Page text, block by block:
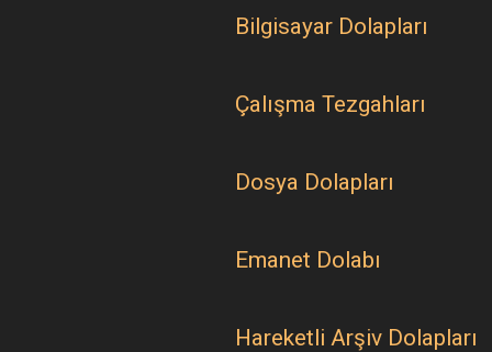
Bilgisayar Dolapları
Çalışma Tezgahları
Dosya Dolapları
Emanet Dolabı
Hareketli Arşiv Dolapları